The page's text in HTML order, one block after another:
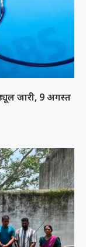
जारी, 9 अगस्त